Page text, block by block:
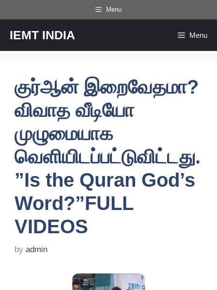
to
content
Menu
IEMT INDIA Menu
குர்ஆன் இறைவேதமா?
விவாத வீடியோ
முழுமையாக
வெளியிடப்பட்டுவிட்டது.
”Is the Quran God’s
Word?”FULL
VIDEOS
by admin